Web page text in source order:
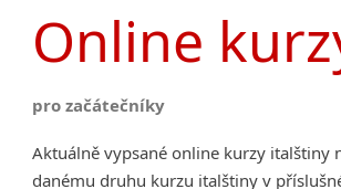
Online
pro začátečníky
Aktuálně vypsané online kurzy italštiny
danému druhu kurzu italštiny v